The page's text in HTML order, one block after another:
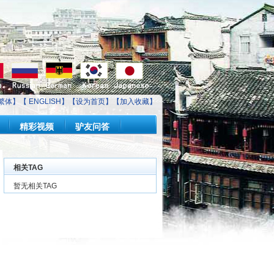
体】【 ENGLISH 】【设为首页】【加入收藏】
精彩视频 驴友问答
相关TAG
暂无相关TAG